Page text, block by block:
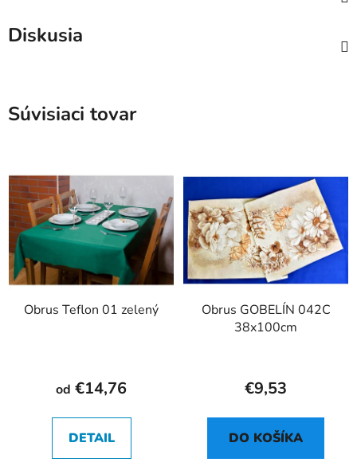
Diskusia
Súvisiaci tovar
Obrus Teflon 01 zelený
od €14,76
DETAIL
Obrus GOBELÍN 042C
38x100cm
€9,53
DO KOŠÍKA